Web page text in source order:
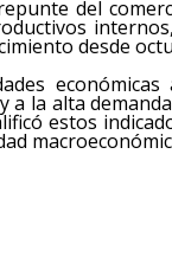
del
desde
a la alta
estos